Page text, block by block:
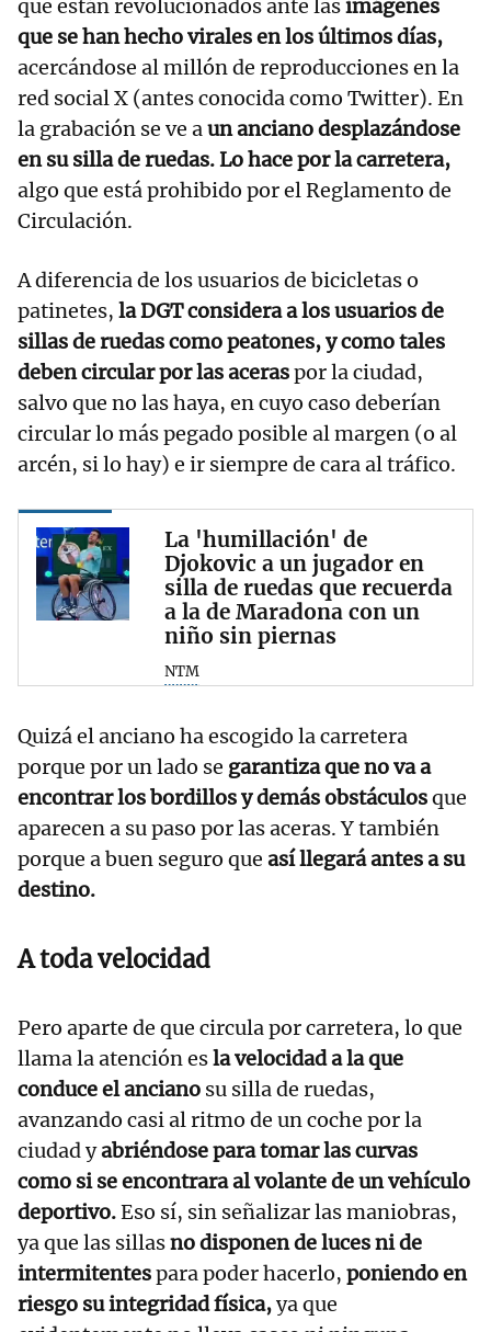
que están revolucionados ante lasimágenes
que se han hecho virales en los últimos días,
acercándose al millón de reproducciones en la
red social X (antes conocida como Twitter). En
la grabación se ve aun anciano desplazándose
en su silla de ruedas. Lo hace por la carretera,
algo que está prohibido por el Reglamento de
Circulación.
A diferencia de los usuarios de bicicletas o
patinetes, la DGT considera a los usuarios de
sillas de ruedas como peatones, y como tales
deben circular por las aceraspor la ciudad,
salvo que no las haya, en cuyo caso deberían
circular lo más pegado posible al margen (o al
arcén, si lo hay) e ir siempre de cara al tráfico.
La 'humillación' de
Djokovic a un jugador en
silla de ruedas que recuerda
a la de Maradona con un
niño sin piernas
NTM
Quizá el anciano ha escogido la carretera
porque por un lado se garantiza que no va a
encontrar los bordillos y demás obstáculosque
aparecen a su paso por las aceras. Y también
porque a buen seguro que así llegará antes a su
destino.
A toda velocidad
Pero aparte de que circula por carretera, lo que
llama la atención esla velocidad a la que
conduce el anciano su silla de ruedas,
avanzando casi al ritmo de un coche por la
ciudad yabriéndose para tomar las curvas
como si se encontrara al volante de un vehículo
deportivo.Eso sí, sin señalizar las maniobras,
ya que las sillasno disponen de luces ni de
intermitentespara poder hacerlo, poniendo en
riesgo su integridad física,ya que